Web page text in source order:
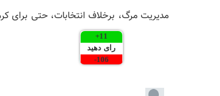
مدیریت مرگ، برخلاف انتخابات، حتی برای
11
+
رای دهید
106
-